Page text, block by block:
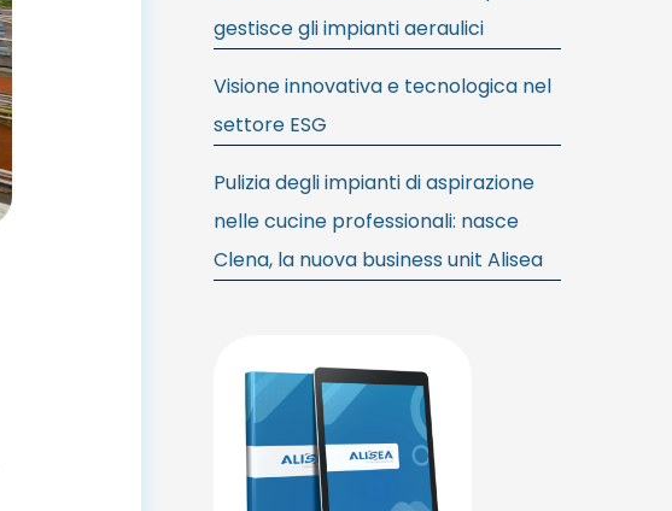
gestisce gli impianti aeraulici
Visione innovativa e tecnologica nel
settore ESG
Pulizia degli impianti di aspirazione
nelle cucine professionali: nasce
Clena, la nuova business unit Alisea